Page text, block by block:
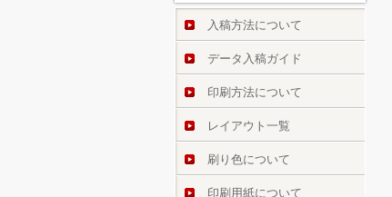
入稿方法について
データ入稿ガイド
印刷方法について
レイアウト一覧
刷り色について
印刷用紙について